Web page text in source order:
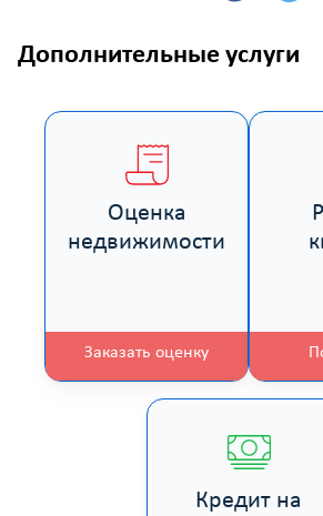
Дополнительные услуги
Оценка
недвижимости
Заказать оценку
Кредит на